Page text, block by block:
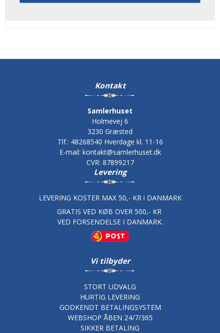
Kontakt
Samlerhuset
Holmevej 6
3230 Græsted
Tlf.: 48268540 Hverdage kl. 11-16
E-mail: kontakt@samlerhuset.dk
CVR: 87899217
Levering
LEVERING KOSTER MAX 50,- KR i DANMARK
GRATIS VED KØB OVER 500,- KR
VED FORSENDELSE I DANMARK.
Vi tilbyder
STORT UDVALG
HURTIG LEVERING
GODKENDT BETALINGSYSTEM
WEBSHOP ÅBEN 24/7/365
SIKKER BETALING